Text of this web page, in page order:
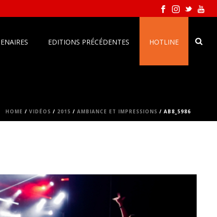
EDITIONS PRÉCÉDENTES HOTLINE
HOME / VIDÉOS / 2015 / AMBIANCE ET IMPRESSIONS / AB8_5986